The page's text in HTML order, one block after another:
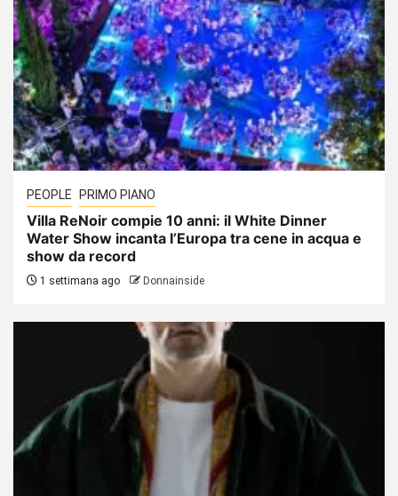
PEOPLE PRIMO PIANO
Villa ReNoir compie 10 anni: il White Dinner
Water Show incanta l’Europa tra cene in acqua e
show da record
1 settimana ago Donnainside